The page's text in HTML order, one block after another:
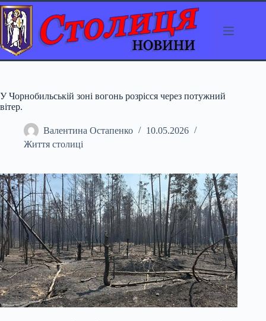
Перейти
до
вмісту
У Чорнобильській зоні вогонь розрісся через потужний
вітер.
Валентина Остапенко
10.05.2026
Життя столиці